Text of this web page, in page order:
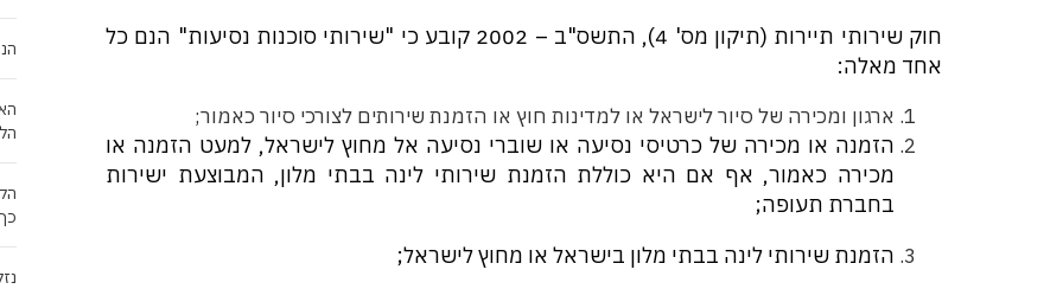
חוק שירותי תיירות (תיקון מס' 4), התשס"ב – 2002 קובע כי "שירותי סוכנות נסיעות" הנם כל
אחד מאלה:
ארגון ומכירה של סיור לישראל או למדינות חוץ או הזמנת שירותים לצורכי סיור כאמור;
הזמנה או מכירה של כרטיסי נסיעה או שוברי נסיעה אל מחוץ לישראל, למעט הזמנה או
מכירה כאמור, אף אם היא כוללת הזמנת שירותי לינה בבתי מלון, המבוצעת ישירות
בחברת תעופה;
הזמנת שירותי לינה בבתי מלון בישראל או מחוץ לישראל;